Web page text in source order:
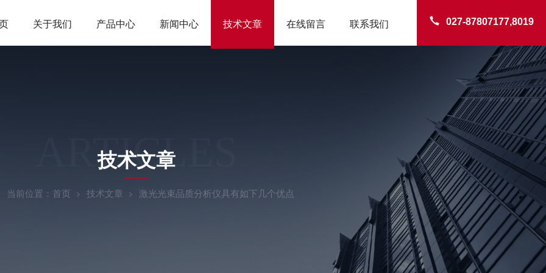
027-87807177,8019
关于我们 产品中心 新闻中心 技术文章 在线留言 联系我们
ARTICLES
技术文章
当前位置： 首页 技术文章 激光光束品质分析仪具有如下几个优点